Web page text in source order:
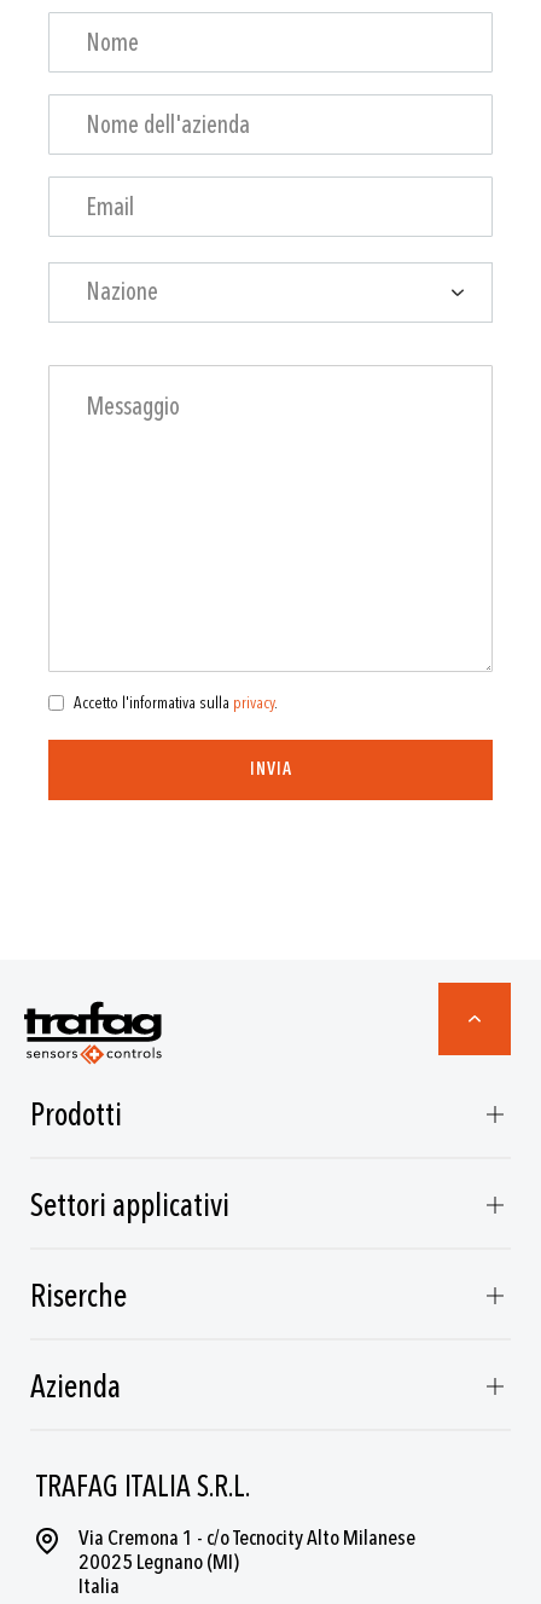
Nazione
Accetto l'informativa sulla privacy.
INVIA
TRAFAG ITALIA S.R.L.
Via Cremona 1 - c/o Tecnocity Alto Milanese
20025 Legnano (MI)
Italia
Prodotti
Settori applicativi
Riserche
Azienda